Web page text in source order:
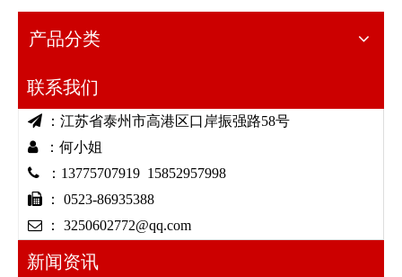
产品分类
联系我们
 ：江苏省泰州市高港区口岸振强路58号
：何小姐
 ：13775707919 15852957998
 ： 0523-86935388
 ： 3250602772@qq.com
新闻资讯